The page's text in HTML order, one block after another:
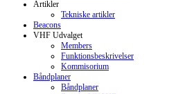
Artikler
Tekniske artikler
Beacons
VHF Udvalget
Members
Funktionsbeskrivelser
Kommisorium
Båndplaner
Båndplaner